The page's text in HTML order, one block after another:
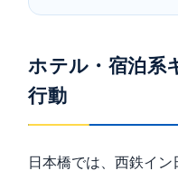
ホテル・宿泊系
行動
日本橋では、西鉄イ